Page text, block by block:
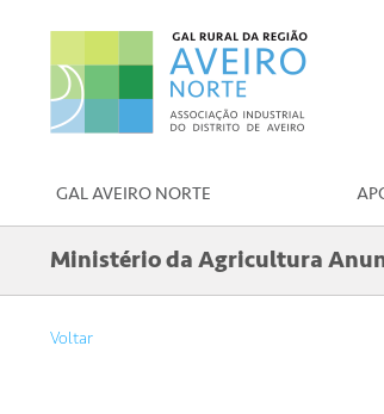
GAL AVEIRO NORTE
Ministério da Agricultura
Voltar